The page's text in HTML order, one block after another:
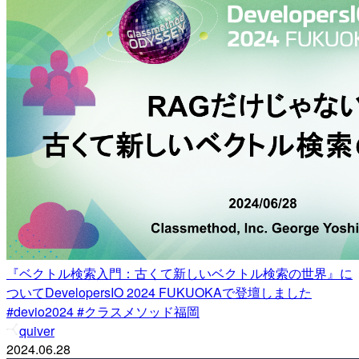
『ベクトル検索入門：古くて新しいベクトル検索の世界』に
ついてDevelopersIO 2024 FUKUOKAで登壇しました
#devio2024 #クラスメソッド福岡
quiver
2024.06.28